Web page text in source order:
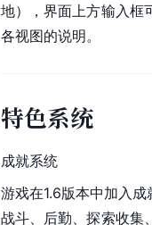
地），界面上方输入框
各视图的说明。
特色系统
成就系统
游戏在1.6版本中加入
战斗、后勤、探索收集